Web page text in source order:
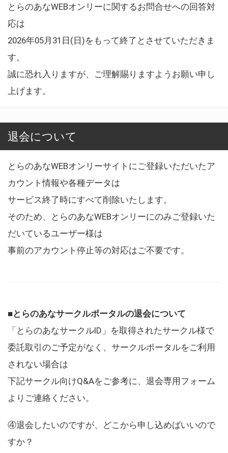
とらのあなWEBオンリーに関するお問合せへの回答対
応は
2026年05月31日(日)をもって終了とさせていただきま
す。
誠に恐れ入りますが、ご理解賜りますようお願い申し
上げます。
退会について
とらのあなWEBオンリーサイトにご登録いただいたア
カウント情報や各種データは
サービス終了時にすべて削除いたします。
そのため、とらのあなWEBオンリーにのみご登録いた
だいているユーザー様は
事前のアカウント停止等の対応はご不要です。
■とらのあなサークルポータルの退会について
「とらのあなサークルID」を取得されたサークル様で
委託取引のご予定がなく、サークルポータルをご利用
されない場合は
下記サークル向けQ&Aをご参考に、退会専用フォーム
よりご連絡ください。
④退会したいのですが、どこから申し込めばいいので
すか？